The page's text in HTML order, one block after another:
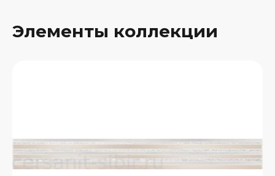
Элементы коллекции